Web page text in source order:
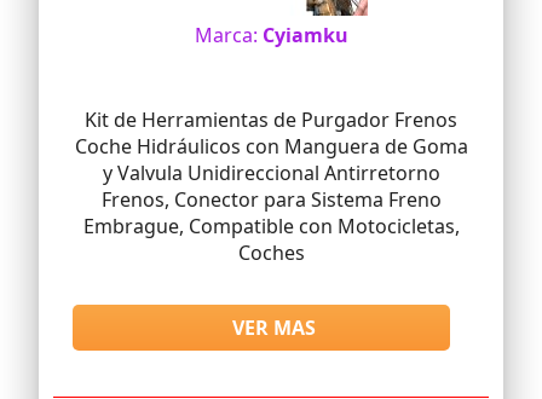
Marca: Cyiamku
Kit de Herramientas de Purgador Frenos
Coche Hidráulicos con Manguera de Goma
y Valvula Unidireccional Antirretorno
Frenos, Conector para Sistema Freno
Embrague, Compatible con Motocicletas,
Coches
VER MAS